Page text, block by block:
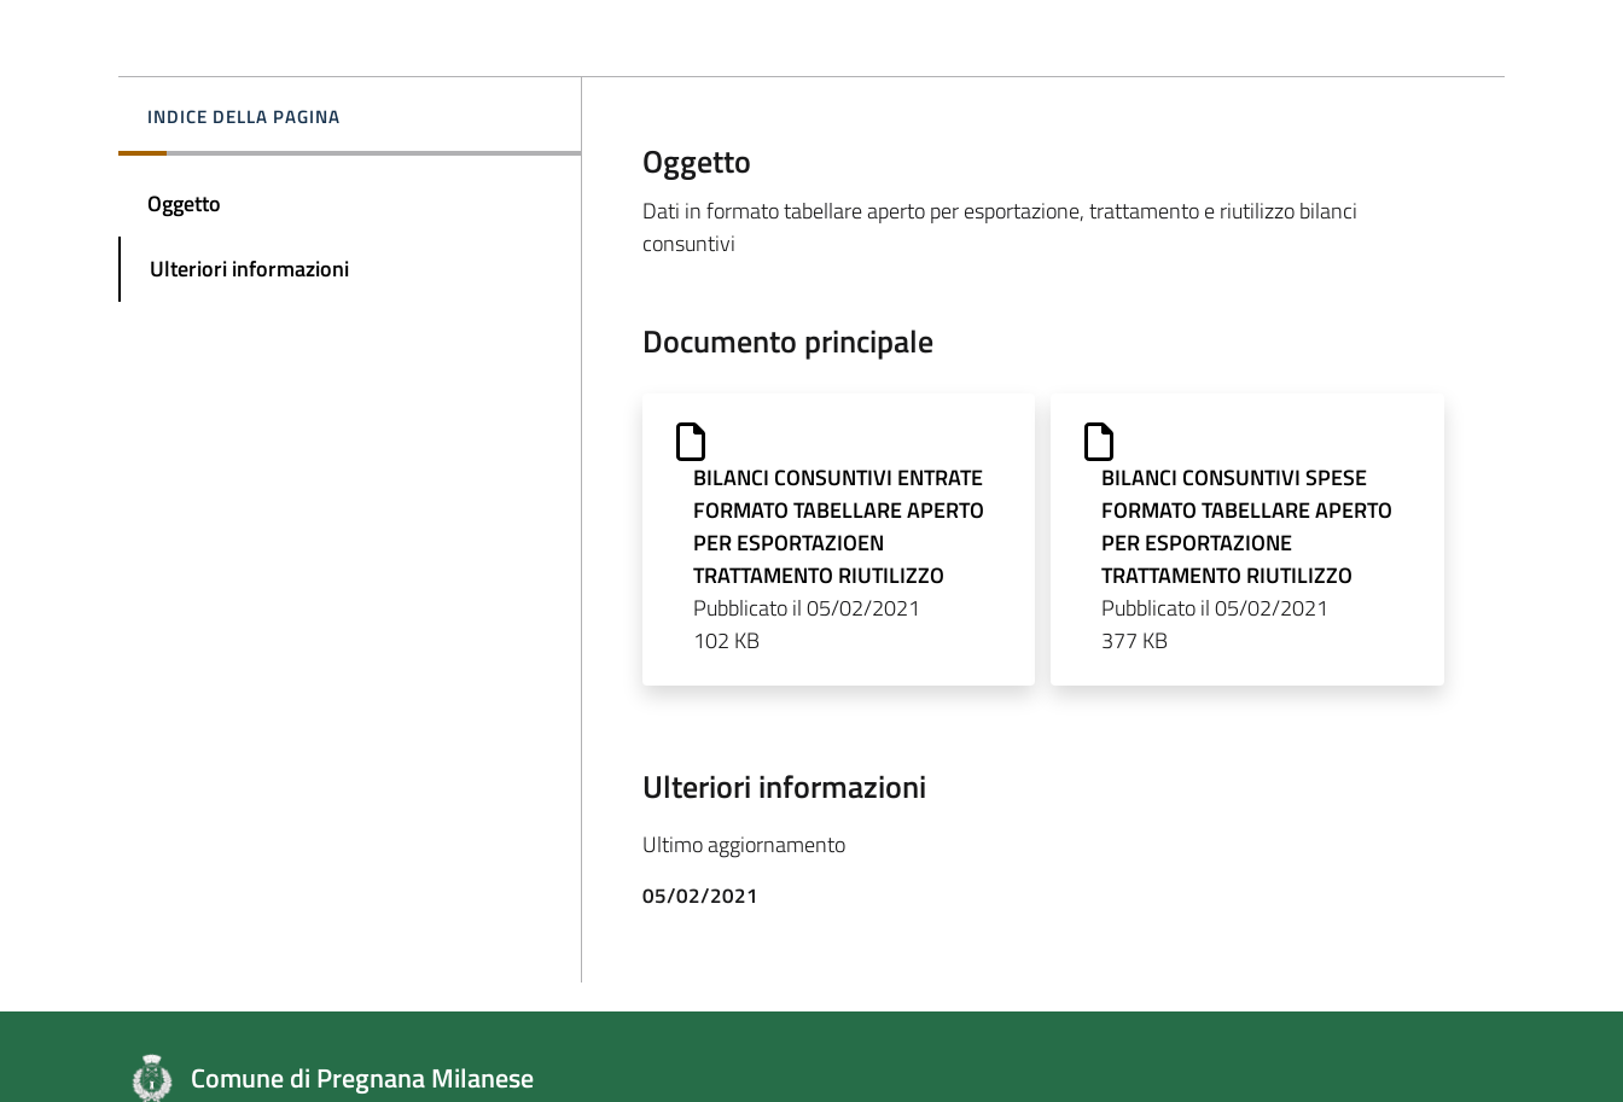
INDICE DELLA PAGINA
Oggetto
Ulteriori informazioni
Oggetto
Dati in formato tabellare aperto per esportazione, trattamento e riutilizzo bilanci
consuntivi
Documento principale
BILANCI CONSUNTIVI ENTRATE
FORMATO TABELLARE APERTO
PER ESPORTAZIOEN
TRATTAMENTO RIUTILIZZO
Pubblicato il 05/02/2021
102 KB
BILANCI CONSUNTIVI SPESE
FORMATO TABELLARE APERTO
PER ESPORTAZIONE
TRATTAMENTO RIUTILIZZO
Pubblicato il 05/02/2021
377 KB
Ulteriori informazioni
Ultimo aggiornamento
05/02/2021
Comune di Pregnana Milanese